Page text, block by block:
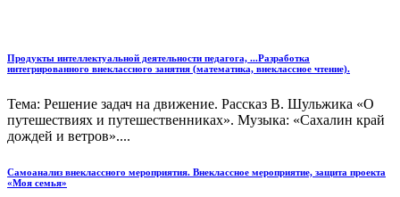
Продукты интеллектуальной деятельности педагога, ...Разработка
интегрированного внеклассного занятия (математика, внеклассное чтение).
Тема: Решение задач на движение. Рассказ В. Шульжика «О
путешествиях и путешественниках». Музыка: «Сахалин край
дождей и ветров»....
Самоанализ внеклассного мероприятия. Внеклассное мероприятие, защита проекта
«Моя семья»